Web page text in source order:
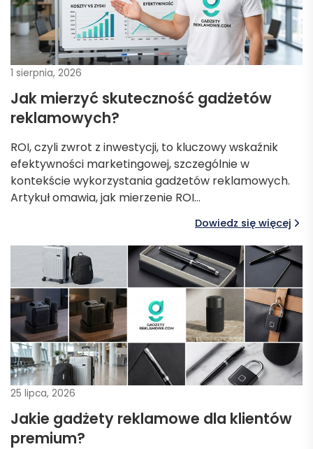
1 sierpnia, 2026
Jak mierzyć skuteczność gadżetów
reklamowych?
ROI, czyli zwrot z inwestycji, to kluczowy wskaźnik
efektywności marketingowej, szczególnie w
kontekście wykorzystania gadżetów reklamowych.
Artykuł omawia, jak mierzenie ROI…
Dowiedz się więcej
25 lipca, 2026
Jakie gadżety reklamowe dla klientów
premium?